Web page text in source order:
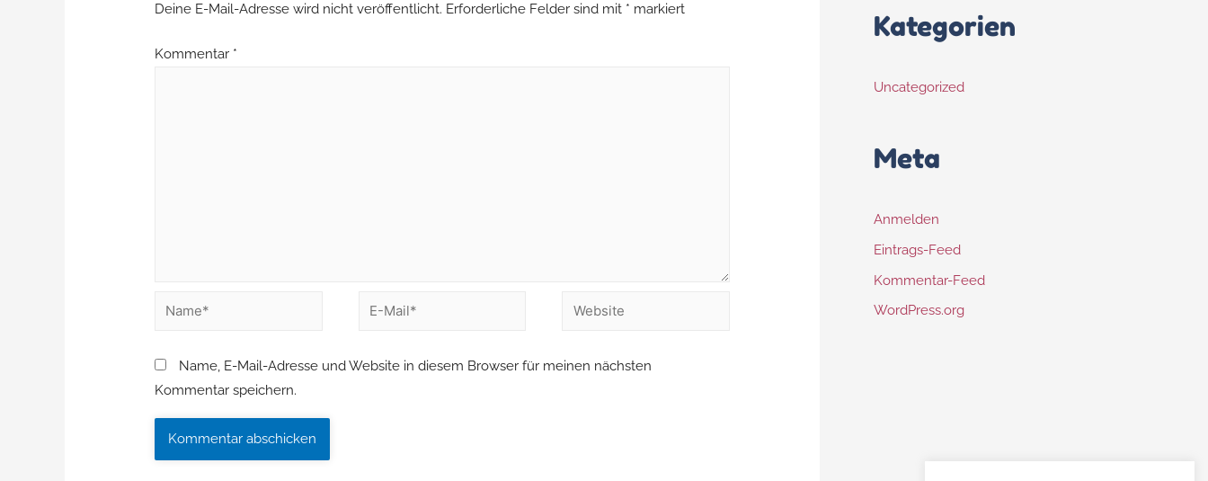
Deine E-Mail-Adresse wird nicht veröffentlicht. Erforderliche Felder sind mit * markiert
Kommentar *
Name, E-Mail-Adresse und Website in diesem Browser für meinen nächsten
Kommentar speichern.
Kategorien
Uncategorized
Meta
Anmelden
Eintrags-Feed
Kommentar-Feed
WordPress.org